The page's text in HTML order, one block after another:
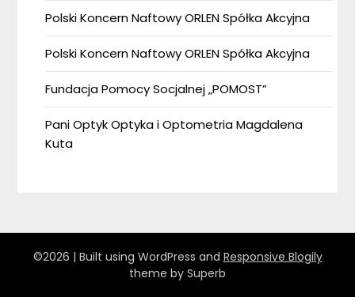
Polski Koncern Naftowy ORLEN Spółka Akcyjna
Polski Koncern Naftowy ORLEN Spółka Akcyjna
Fundacja Pomocy Socjalnej „POMOST”
Pani Optyk Optyka i Optometria Magdalena
Kuta
©2026 | Built using WordPress and Responsive Blogily
theme by Superb